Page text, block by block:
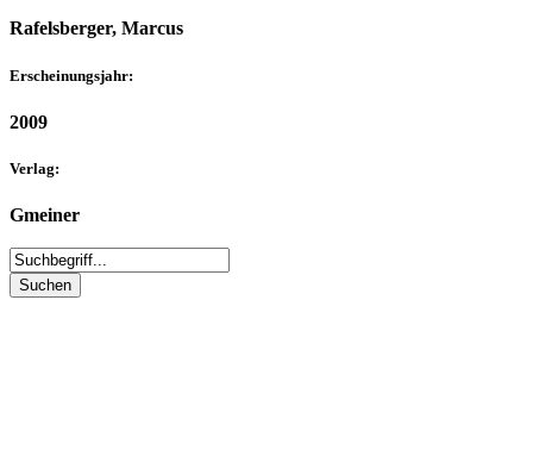
Rafelsberger, Marcus
Erscheinungsjahr:
2009
Verlag:
Gmeiner